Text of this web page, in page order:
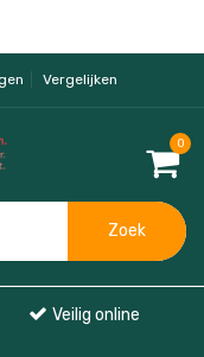
Vergelijken
0
Zoek
Veilig online